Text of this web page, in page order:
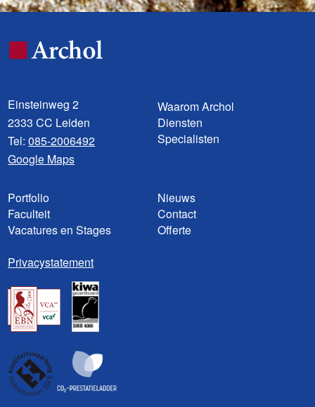
Einsteinweg 2
2333 CC Leiden
Tel:085-2006492
Google Maps
Waarom Archol
Diensten
Specialisten
Portfolio
Faculteit
Vacatures en Stages
Nieuws
Contact
Offerte
Privacystatement